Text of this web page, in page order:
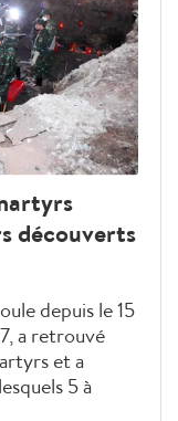
découverts
depuis le 15
a retrouvé
et a
5 à